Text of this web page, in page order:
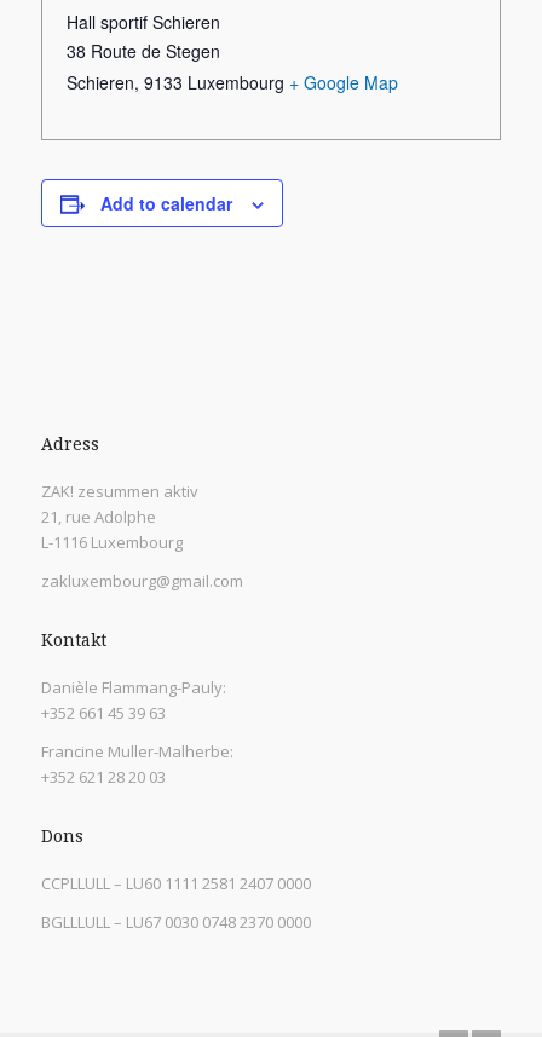
Hall sportif Schieren
38 Route de Stegen
Schieren, 9133 Luxembourg + Google Map
Add to calendar
Adress
ZAK! zesummen aktiv
21, rue Adolphe
L-1116 Luxembourg
zakluxembourg@gmail.com
Kontakt
Danièle Flammang-Pauly:
+352 661 45 39 63
Francine Muller-Malherbe:
+352 621 28 20 03
Dons
CCPLLULL – LU60 1111 2581 2407 0000
BGLLLULL – LU67 0030 0748 2370 0000